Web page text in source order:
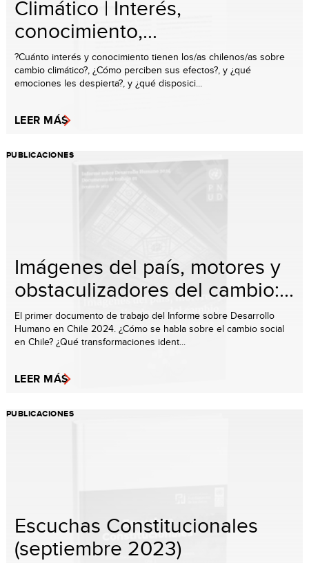
Climático | Interés,
conocimiento,...
?Cuánto interés y conocimiento tienen los/as chilenos/as sobre
cambio climático?, ¿Cómo perciben sus efectos?, y ¿qué
emociones les despierta?, y ¿qué disposici...
LEER MÁS
PUBLICACIONES
Imágenes del país, motores y
obstaculizadores del cambio:...
El primer documento de trabajo del Informe sobre Desarrollo
Humano en Chile 2024. ¿Cómo se habla sobre el cambio social
en Chile? ¿Qué transformaciones ident...
LEER MÁS
PUBLICACIONES
Escuchas Constitucionales
(septiembre 2023)